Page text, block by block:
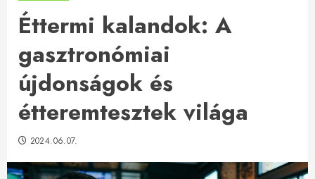
Éttermi kalandok: A
gasztronómiai
újdonságok és
étteremtesztek világa
2024.06.07.